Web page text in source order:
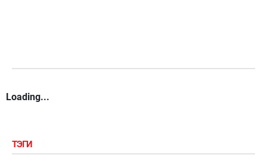
Loading...
ТЭГИ